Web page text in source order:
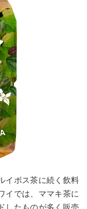
イボス茶に続く飲料
イでは、ママキ茶に